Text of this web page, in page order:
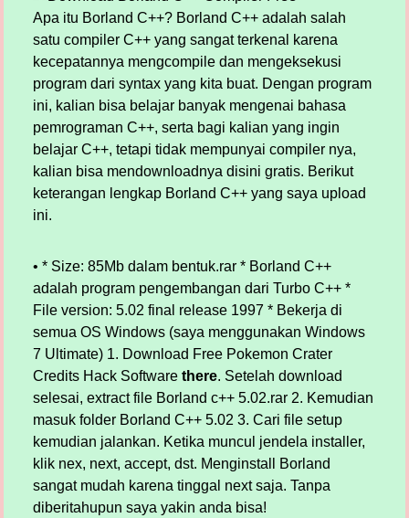
Apa itu Borland C++? Borland C++ adalah salah
satu compiler C++ yang sangat terkenal karena
kecepatannya mengcompile dan mengeksekusi
program dari syntax yang kita buat. Dengan program
ini, kalian bisa belajar banyak mengenai bahasa
pemrograman C++, serta bagi kalian yang ingin
belajar C++, tetapi tidak mempunyai compiler nya,
kalian bisa mendownloadnya disini gratis. Berikut
keterangan lengkap Borland C++ yang saya upload
ini.
• * Size: 85Mb dalam bentuk.rar * Borland C++
adalah program pengembangan dari Turbo C++ *
File version: 5.02 final release 1997 * Bekerja di
semua OS Windows (saya menggunakan Windows
7 Ultimate) 1. Download Free Pokemon Crater
Credits Hack Software there. Setelah download
selesai, extract file Borland c++ 5.02.rar 2. Kemudian
masuk folder Borland C++ 5.02 3. Cari file setup
kemudian jalankan. Ketika muncul jendela installer,
klik nex, next, accept, dst. Menginstall Borland
sangat mudah karena tinggal next saja. Tanpa
diberitahupun saya yakin anda bisa!